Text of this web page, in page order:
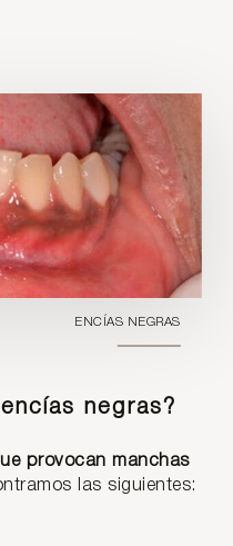
ENCÍAS NEGRAS
negras?
provocan manchas
las siguientes: